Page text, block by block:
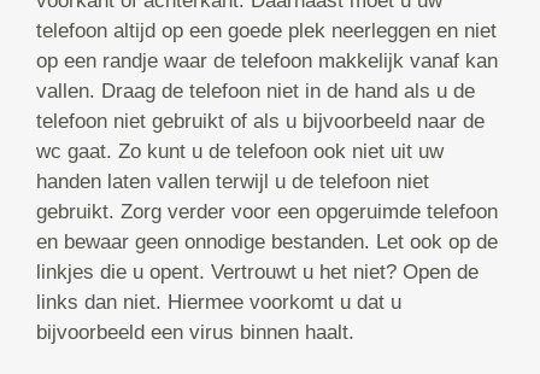
telefoon altijd op een goede plek neerleggen en niet
op een randje waar de telefoon makkelijk vanaf kan
vallen. Draag de telefoon niet in de hand als u de
telefoon niet gebruikt of als u bijvoorbeeld naar de
wc gaat. Zo kunt u de telefoon ook niet uit uw
handen laten vallen terwijl u de telefoon niet
gebruikt. Zorg verder voor een opgeruimde telefoon
en bewaar geen onnodige bestanden. Let ook op de
linkjes die u opent. Vertrouwt u het niet? Open de
links dan niet. Hiermee voorkomt u dat u
bijvoorbeeld een virus binnen haalt.